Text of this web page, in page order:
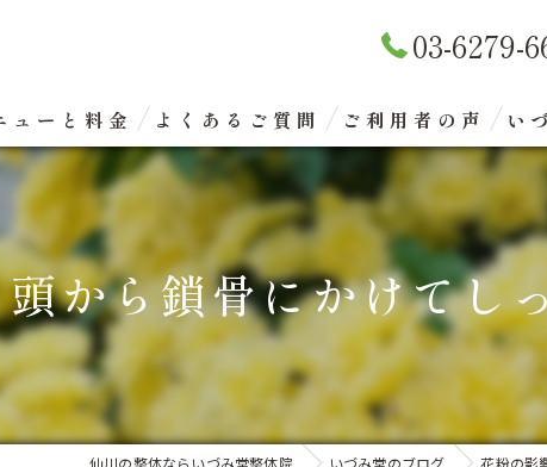
03-6279-
ューと料金
ラクゼーションマッサージ
矯正（骨盤矯正）
疲労改善コース
クスケアトレーニング
よくあるご質問 ご利用者の声 い
矯
腰
肩
眼
から鎖骨にかけてし
仙川の整体ならいづみ堂整体院 いづみ堂のブログ 花粉の影